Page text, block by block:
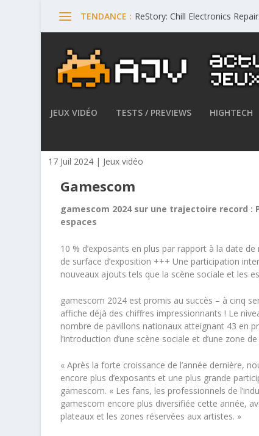
TENDANCE : ReStory: Chill Electronics
JEUX VIDÉO TESTS / PREVIEWS HIGHTECH
17 Juil 2024 | Jeux vidéo
Gamescom
gamescom 2024 sur une trajectoire record :
espaces
10 % d’exposants en plus par rapport à la date
de surface d’exposition +++ Une participation
nouveaux ajouts tels que la scène sociale et les
gamescom 2024 est promis au succès – à cinq
affiche déjà des chiffres impressionnants ! Le
nombre de pavillons nationaux atteignant 43 en
l’introduction d’une scène sociale et d’une zone
« Après la forte croissance de l’année dernière,
encore plus d’exposants et une plus grande
gamescom. « Les fans, les professionnels de
gamescom encore plus diversifiée cette année,
plateaux et les zones réservées aux artistes. »